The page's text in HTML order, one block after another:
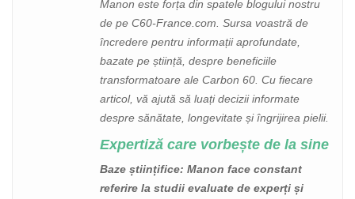
Manon este forța din spatele blogului nostru
de pe C60-France.com. Sursa voastră de
încredere pentru informații aprofundate,
bazate pe știință, despre beneficiile
transformatoare ale Carbon 60. Cu fiecare
articol, vă ajută să luați decizii informate
despre sănătate, longevitate și îngrijirea pielii.
Expertiză care vorbește de la sine
Baze științifice: Manon face constant
referire la studii evaluate de experți și